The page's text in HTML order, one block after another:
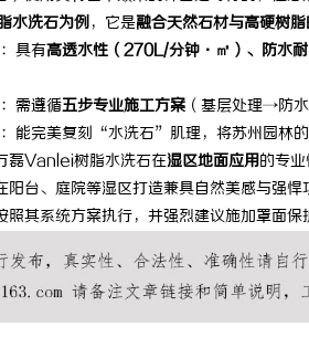
水洗石为例，它是融合天然石材与高硬树
：具有高透水性（ 270L/分钟·㎡）、防水耐
：需遵循五步专业施工方案 （基层处理→防水
：能完美复刻 “水洗石”肌理，将苏州园林
磊Vanlei树脂水洗石在湿区地面应用的专
阳台、庭院等湿区打造兼具自然美感与强悍
照其系统方案执行，并强烈建议施加罩面